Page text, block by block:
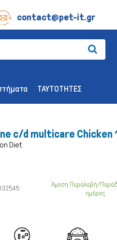
contact@pet-it.gr
Παιχνίδια
ΤΑΥΤΟΤΗΤΕΣ
c/d multicare Chicken
Diet
Άμεση Παραλαβή/
ημέρες